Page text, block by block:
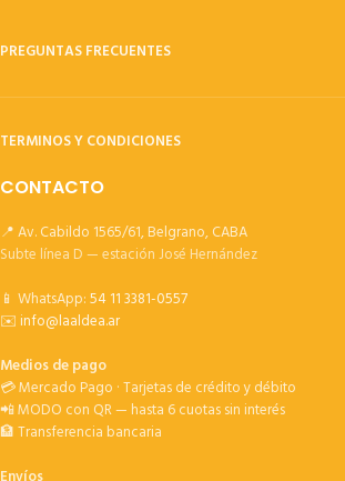
PREGUNTAS FRECUENTES
TERMINOS Y CONDICIONES
CONTACTO
📍 Av. Cabildo 1565/61, Belgrano, CABA
Subte línea D — estación José Hernández
📱 WhatsApp:54 11 3381-0557
✉️info@laaldea.ar
Medios de pago
💳 Mercado Pago · Tarjetas de crédito y débito
📲 MODO con QR — hasta 6 cuotas sin interés
🏦 Transferencia bancaria